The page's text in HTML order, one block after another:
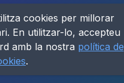
cookies per millorar
En utilitzar-lo, accepteu
amb la nostra política de
.